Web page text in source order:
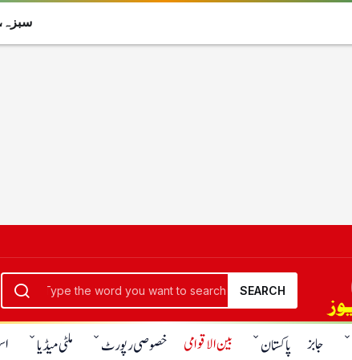
SEARCH
جابز پاکستان بین الاقوامی خصوصی رپورٹ ملٹی میڈیا